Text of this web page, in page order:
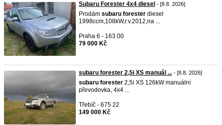
Subaru Forester 4x4 diesel - [8.8. 2026]
Prodám subaru forester diesel
1998ccm,108kW,r.v.2012,na ...
Praha 6 - 163 00
79 000 Kč
subaru forester 2,5i XS manuál ... - [8.8. 2026]
subaru forester 2,5i XS 126kW manuální
převodovka, 4x4 ...
Třebíč - 675 22
149 000 Kč